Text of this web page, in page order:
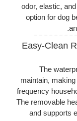
odor, elastic,
option for dog
Easy-Clean
The
maintain,
frequency
The removable
and supports